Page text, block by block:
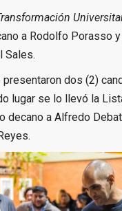
a Rodolfo Porasso
Sales.
presentaron dos (2)
lugar se lo llevó la
decano a Alfredo